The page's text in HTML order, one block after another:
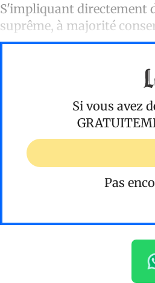
S'impliquant directement
suprême, à majorité
Si vous avez
Pas